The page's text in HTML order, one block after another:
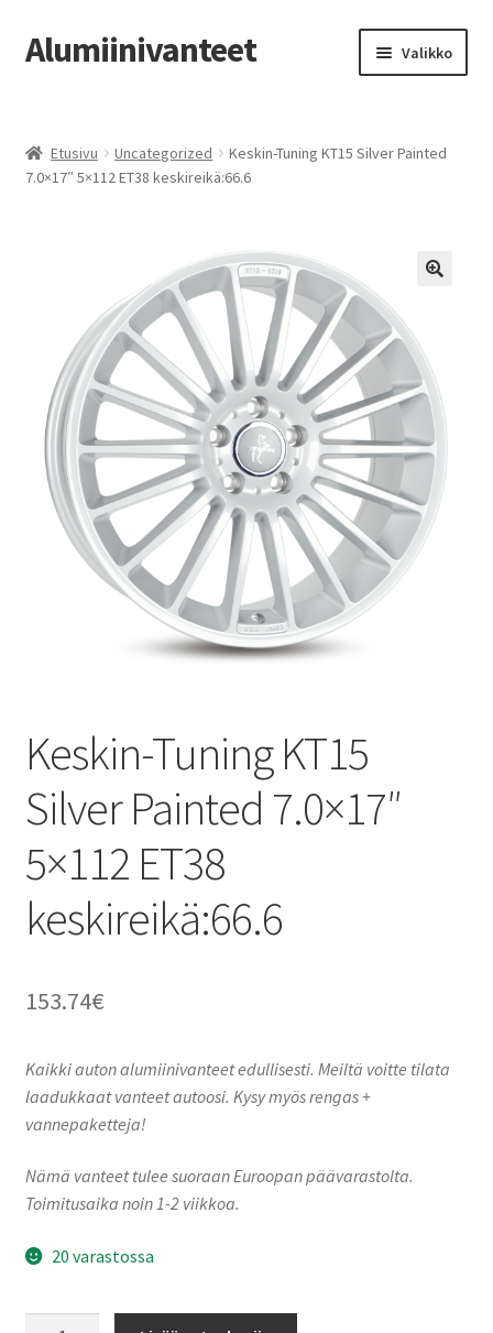
Siirry
navigointiin
Siirry
sisältöön
Alumiinivanteet Valikko
Kauppa
Vanteiden osto-opas
Auton renkaat
Yhteystiedot
Etusivu Uncategorized
Keskin-Tuning KT15 Silver Painted
7.0×17″ 5×112 ET38 keskireikä:66.6
Keskin-Tuning KT15
Silver Painted 7.0×17″
5×112 ET38
keskireikä:66.6
153.74€
Kaikki auton alumiinivanteet edullisesti. Meiltä voitte tilata
laadukkaat vanteet autoosi. Kysy myös rengas +
vannepaketteja!
Nämä vanteet tulee suoraan Euroopan päävarastolta.
Toimitusaika noin 1-2 viikkoa.
20 varastossa